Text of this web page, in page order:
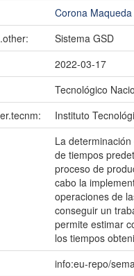
Corona
Sistema GSD
2022-03-17
Tecnológico
Instituto
La
de tiempos
proceso de
cabo la
operaciones de
conseguir un
permite estimar
los tiempos
info:eu-repo/